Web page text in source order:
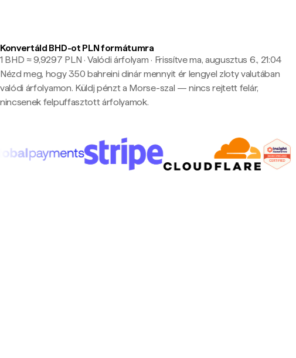
Konvertáld BHD-ot PLN formátumra
1 BHD ≈ 9,9297 PLN · Valódi árfolyam · Frissítve ma, augusztus 6., 21:04
Nézd meg, hogy 350 bahreini dinár mennyit ér lengyel zloty valutában
valódi árfolyamon. Küldj pénzt a Morse-szal — nincs rejtett felár,
nincsenek felpuffasztott árfolyamok.